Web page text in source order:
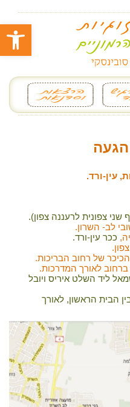
פתח
הגעה
עין-ורד.
שני צפונית לרעננה צפון).
לב- השרון.
ככר עין-ורד.
של רחוב הבריכות.
ברחוב לאורך המדרכות.
ליד השלט איריס ויובל
הבית הראשון, לאורך